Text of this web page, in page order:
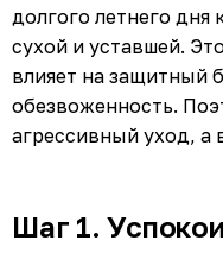
долгого летнего дня
сухой и уставшей.
влияет на защитный
обезвоженность.
агрессивный уход, а
Шаг 1.